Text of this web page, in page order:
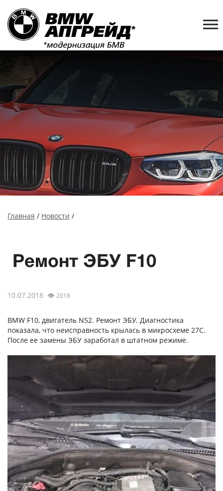
Главная / Новости /
Ремонт ЭБУ F10
10.07.2018 👁 2018
BMW F10, двигатель N52. Ремонт ЭБУ. Диагностика
показала, что неисправность крылась в микросхеме 27С.
После ее замены ЭБУ заработал в штатном режиме.